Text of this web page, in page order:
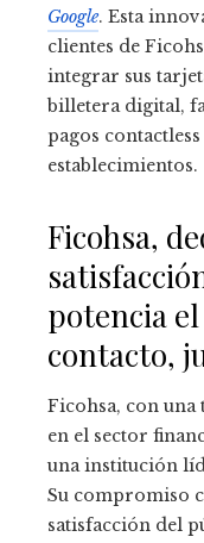
Google. Esta
clientes de
integrar sus
billetera digital,
pagos
establecimientos.
Ficohsa,
potencia
contacto,
Ficohsa, con una
en el sector
una institución
Su compromiso
satisfacción del